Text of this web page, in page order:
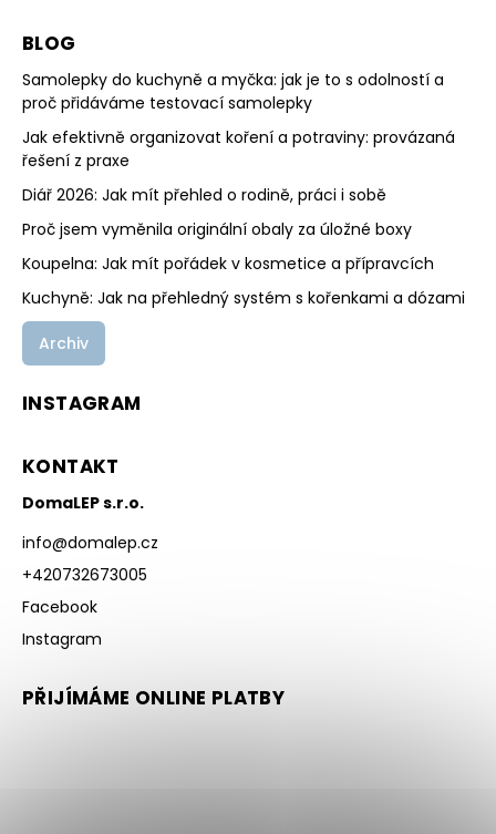
BLOG
Samolepky do kuchyně a myčka: jak je to s odolností a
proč přidáváme testovací samolepky
Jak efektivně organizovat koření a potraviny: provázaná
řešení z praxe
Diář 2026: Jak mít přehled o rodině, práci i sobě
Proč jsem vyměnila originální obaly za úložné boxy
Koupelna: Jak mít pořádek v kosmetice a přípravcích
Kuchyně: Jak na přehledný systém s kořenkami a dózami
Archiv
INSTAGRAM
KONTAKT
DomaLEP s.r.o.
info@domalep.cz
+420732673005
Facebook
Instagram
PŘIJÍMÁME ONLINE PLATBY